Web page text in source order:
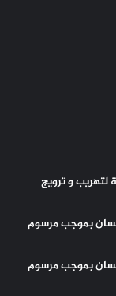
و ترويج
بموجب مرسوم
بموجب مرسوم